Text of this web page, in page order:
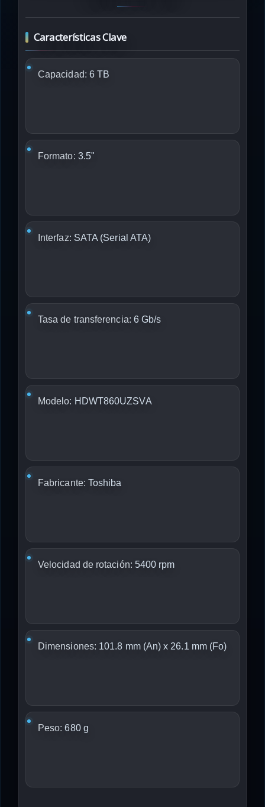
Características Clave
Capacidad: 6 TB
Formato: 3.5"
Interfaz: SATA (Serial ATA)
Tasa de transferencia: 6 Gb/s
Modelo: HDWT860UZSVA
Fabricante: Toshiba
Velocidad de rotación: 5400 rpm
Dimensiones: 101.8 mm (An) x 26.1 mm (Fo)
Peso: 680 g